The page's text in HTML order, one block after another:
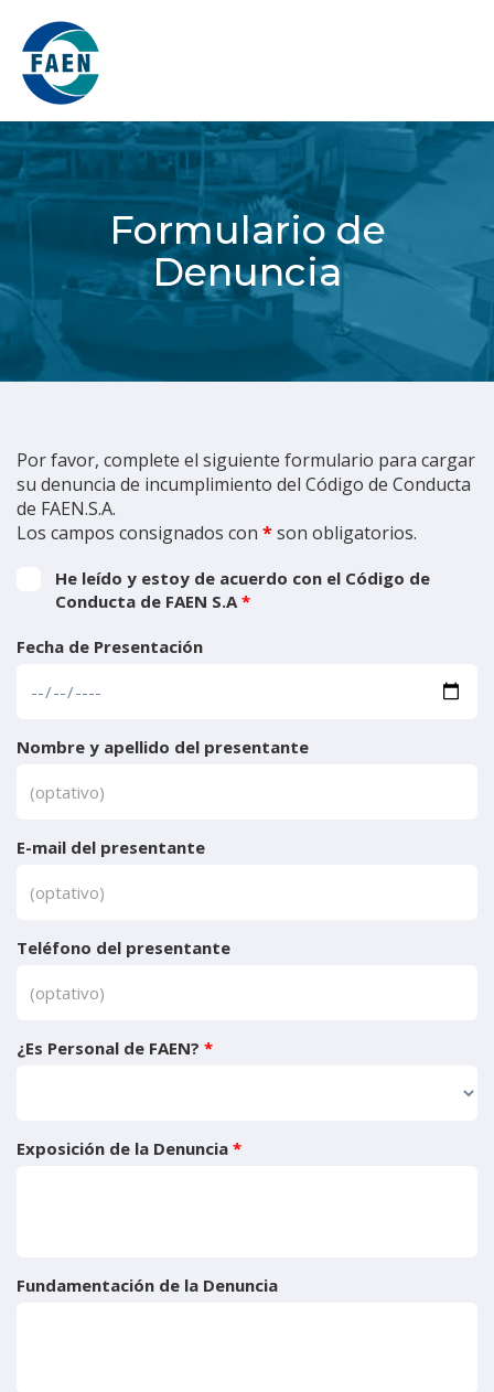
Formulario de
Denuncia
Por favor, complete el siguiente formulario para cargar
su denuncia de incumplimiento del Código de Conducta
de FAEN.S.A.
Los campos consignados con *son obligatorios.
He leído y estoy de acuerdo con el Código de
Conducta de FAEN S.A*
Fecha de Presentación
Nombre y apellido del presentante
E-mail del presentante
Teléfono del presentante
¿Es Personal de FAEN? *
Exposición de la Denuncia *
Fundamentación de la Denuncia